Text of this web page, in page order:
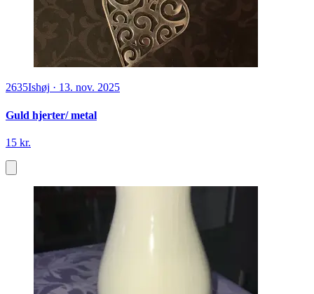
2635Ishøj · 13. nov. 2025
Guld hjerter/ metal
15 kr.